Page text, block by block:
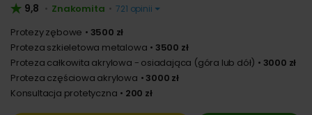
9,8 • Znakomita • 721 opinii
Protezy zębowe
3500 zł
Proteza szkieletowa metalowa
3500 zł
Proteza całkowita akrylowa - osiadająca (góra lub dół)
3000 zł
Proteza częściowa akrylowa
3000 zł
Konsultacja protetyczna
200 zł